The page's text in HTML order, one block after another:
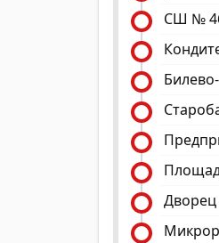
СШ №
Дворец